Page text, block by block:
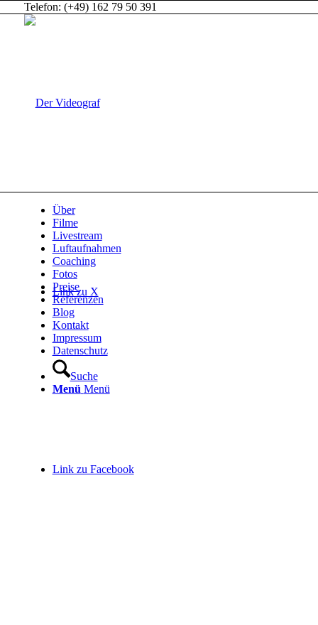
Telefon: (+49) 162 79 50 391
Link zu X
Link zu Facebook
Über
Filme
Livestream
Luftaufnahmen
Coaching
Fotos
Preise
Referenzen
Blog
Kontakt
Impressum
Datenschutz
Suche
Menü Menü